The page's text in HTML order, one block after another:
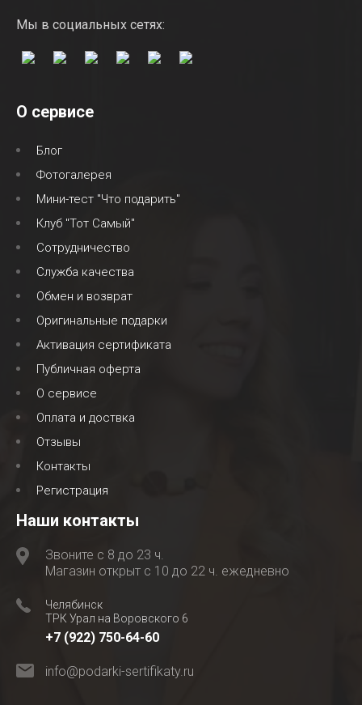
Мы в социальных сетях:
О сервисе
Блог
Фотогалерея
Мини-тест "Что подарить"
Клуб "Тот Самый"
Сотрудничество
Служба качества
Обмен и возврат
Оригинальные подарки
Активация сертификата
Публичная оферта
О сервисе
Оплата и доствка
Отзывы
Контакты
Регистрация
Наши контакты
Звоните с 8 до 23 ч.
Магазин открыт с 10 до 22 ч. ежедневно
Челябинск
ТРК Урал на Воровского 6
+7 (922) 750-64-60
info@podarki-sertifikaty.ru